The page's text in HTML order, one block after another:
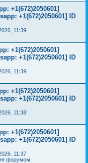
+1(672)2050601]
+1(672)2050601] ID
11:39
+1(672)2050601]
+1(672)2050601] ID
11:39
+1(672)2050601]
+1(672)2050601] ID
11:38
+1(672)2050601]
+1(672)2050601] ID
11:37
форумом